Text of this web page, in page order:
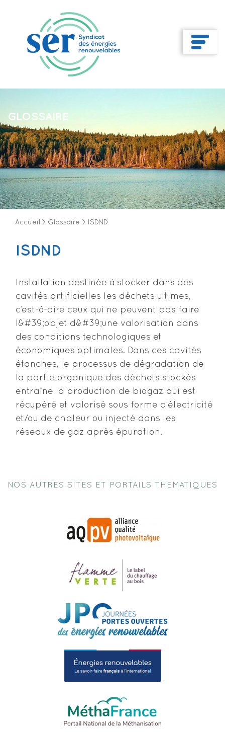
GLOSSAIRE
Accueil > Glossaire > ISDND
ISDND
Installation destinée à stocker dans des
cavités artificielles les déchets ultimes,
c’est-à-dire ceux qui ne peuvent pas faire
l&#39;objet d&#39;une valorisation dans
des conditions technologiques et
économiques optimales. Dans ces cavités
étanches, le processus de dégradation de
la partie organique des déchets stockés
entraîne la production de biogaz qui est
récupéré et valorisé sous forme d’électricité
et/ou de chaleur ou injecté dans les
réseaux de gaz après épuration.
NOS AUTRES SITES ET PORTAILS THEMATIQUES